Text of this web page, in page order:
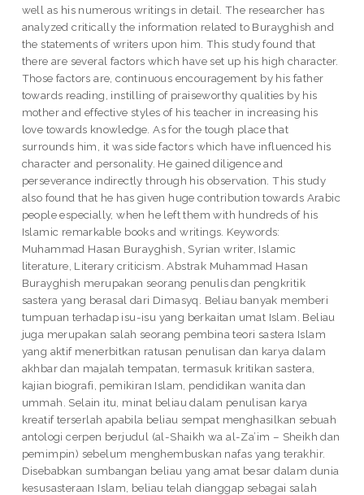
well as his numerous writings in detail. The researcher has
analyzed critically the information related to Burayghish and
the statements of writers upon him. This study found that
there are several factors which have set up his high character.
Those factors are, continuous encouragement by his father
towards reading, instilling of praiseworthy qualities by his
mother and effective styles of his teacher in increasing his
love towards knowledge. As for the tough place that
surrounds him, it was side factors which have influenced his
character and personality. He gained diligence and
perseverance indirectly through his observation. This study
also found that he has given huge contribution towards Arabic
people especially, when he left them with hundreds of his
Islamic remarkable books and writings. Keywords:
Muhammad Hasan Burayghish, Syrian writer, Islamic
literature, Literary criticism. Abstrak Muhammad Hasan
Burayghish merupakan seorang penulis dan pengkritik
sastera yang berasal dari Dimasyq. Beliau banyak memberi
tumpuan terhadap isu-isu yang berkaitan umat Islam. Beliau
juga merupakan salah seorang pembina teori sastera Islam
yang aktif menerbitkan ratusan penulisan dan karya dalam
akhbar dan majalah tempatan, termasuk kritikan sastera,
kajian biografi, pemikiran Islam, pendidikan wanita dan
ummah. Selain itu, minat beliau dalam penulisan karya
kreatif terserlah apabila beliau sempat menghasilkan sebuah
antologi cerpen berjudul (al-Shaikh wa al-Za’im – Sheikh dan
pemimpin) sebelum menghembuskan nafas yang terakhir.
Disebabkan sumbangan beliau yang amat besar dalam dunia
kesusasteraan Islam, beliau telah dianggap sebagai salah